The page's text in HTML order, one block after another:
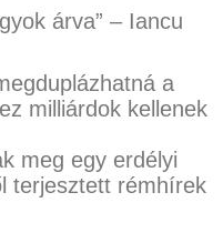
árva” – Iancu
a
milliárdok kellenek
meg egy erdélyi
terjesztett rémhírek